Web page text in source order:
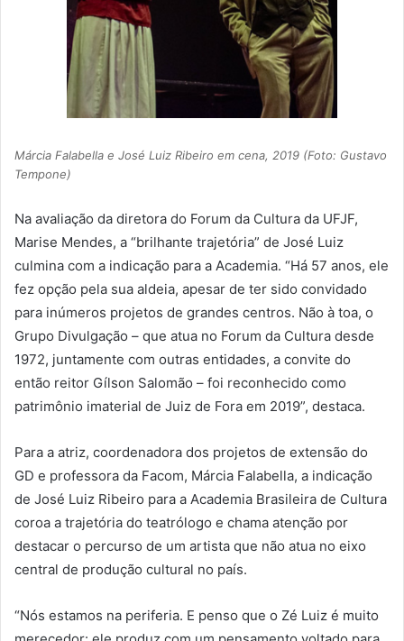
Márcia Falabella e José Luiz Ribeiro em cena, 2019 (Foto: Gustavo
Tempone)
Na avaliação da diretora do Forum da Cultura da UFJF,
Marise Mendes, a “brilhante trajetória” de José Luiz
culmina com a indicação para a Academia. “Há 57 anos, ele
fez opção pela sua aldeia, apesar de ter sido convidado
para inúmeros projetos de grandes centros. Não à toa, o
Grupo Divulgação – que atua no Forum da Cultura desde
1972, juntamente com outras entidades, a convite do
então reitor Gílson Salomão – foi reconhecido como
patrimônio imaterial de Juiz de Fora em 2019”, destaca.
Para a atriz, coordenadora dos projetos de extensão do
GD e professora da Facom, Márcia Falabella, a indicação
de José Luiz Ribeiro para a Academia Brasileira de Cultura
coroa a trajetória do teatrólogo e chama atenção por
destacar o percurso de um artista que não atua no eixo
central de produção cultural no país.
“Nós estamos na periferia. E penso que o Zé Luiz é muito